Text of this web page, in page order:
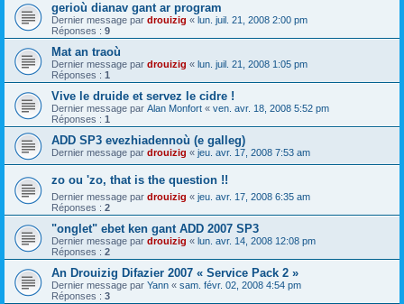
gerioù dianav gant ar program
Dernier message par drouizig « lun. juil. 21, 2008 2:00 pm
Réponses : 9
Mat an traoù
Dernier message par drouizig « lun. juil. 21, 2008 1:05 pm
Réponses : 1
Vive le druide et servez le cidre !
Dernier message par Alan Monfort « ven. avr. 18, 2008 5:52 pm
Réponses : 1
ADD SP3 evezhiadennoù (e galleg)
Dernier message par drouizig « jeu. avr. 17, 2008 7:53 am
zo ou 'zo, that is the question !!
Dernier message par drouizig « jeu. avr. 17, 2008 6:35 am
Réponses : 2
"onglet" ebet ken gant ADD 2007 SP3
Dernier message par drouizig « lun. avr. 14, 2008 12:08 pm
Réponses : 2
An Drouizig Difazier 2007 « Service Pack 2 »
Dernier message par Yann « sam. févr. 02, 2008 4:54 pm
Réponses : 3